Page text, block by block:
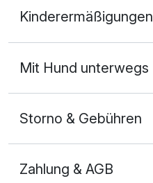
2 Erwachsene
Kinderermäßigungen
Mit Hund unterwegs
Storno & Gebühren
Zahlung & AGB